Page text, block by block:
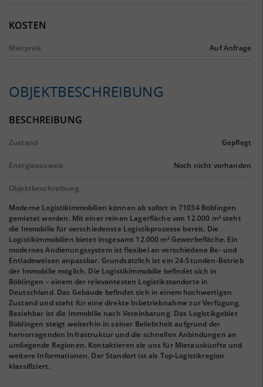
KOSTEN
Mietpreis Auf Anfrage
OBJEKTBESCHREIBUNG
BESCHREIBUNG
Zustand Gepflegt
Energieausweis Noch nicht vorhanden
Objektbeschreibung
Moderne Logistikimmobilien können ab sofort in 71034 Böblingen
gemietet werden. Mit einer reinen Lagerfläche von 12.000 m² steht
die Immobilie für verschiedenste Logistikprozesse bereit. Die
Logistikimmobilien bietet insgesamt 12.000 m² Gewerbefläche. Ein
modernes Andienungssystem ist flexibel an verschiedene Be- und
Entladeweisen anpassbar. Grundsätzlich ist ein 24-Stunden-Betrieb
der Immobilie möglich. Die Logistikimmobilie befindet sich in
Böblingen – einem der relevantesten Logistikstandorte in
Deutschland. Das Gebäude befindet sich in einem hochwertigen
Zustand und steht für eine direkte Inbetriebnahme zur Verfügung.
Beziehbar ist die Immobilie nach Vereinbarung. Das Logistikgebiet
Böblingen steigt weiterhin in seiner Beliebtheit aufgrund der
hervorragenden Infrastruktur und die schnellen Anbindungen an
umliegende Regionen. Kontaktieren sie uns für Mietauskünfte und
weitere Informationen. Der Standort ist als Top-Logistikregion
klassifiziert.